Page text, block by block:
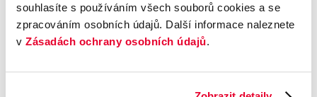
souhlasíte s používáním všech souborů cookies a se
zpracováním osobních údajů. Další informace naleznete
v Zásadách ochrany osobních údajů.
Bezpečnost a technika